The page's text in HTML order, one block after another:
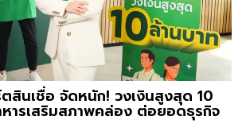
สินเชื่อ จัดหนัก! วงเงินสูงสุด 10
ารเสริมสภาพคล่อง ต่อยอดธุรกิจ